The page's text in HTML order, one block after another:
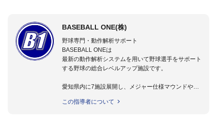
BASEBALL ONE(株)
野球専門・動作解析サポート
BASEBALL ONEは
最新の動作解析システムを用いて野球選手をサポート
する野球の総合レベルアップ施設です。
愛知県内に7施設展開し、メジャー仕様マウンドやト
動作解析システムを用いて、小学生からプロ野球選手
この指導者について